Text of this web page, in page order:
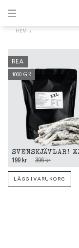
HEM
REA
1000 GR
SVENSKJÄVLAR!
199 kr 396 kr
LÄGG I VARUKORG